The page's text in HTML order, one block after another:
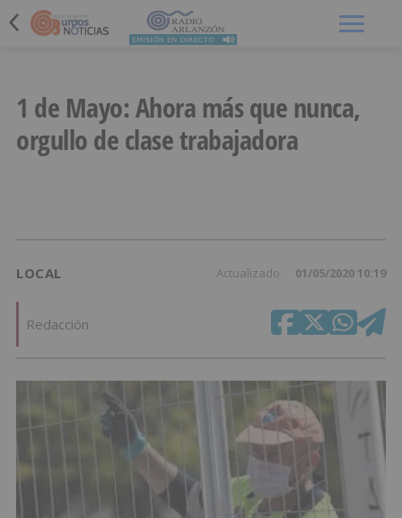
1 de Mayo: Ahora más que nunca,
orgullo de clase trabajadora
LOCAL Actualizado 01/05/2020 10:19
Redacción